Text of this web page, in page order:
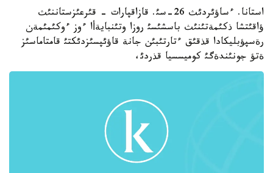
استانا. ءساؤئردئث 26-سئ. قازاقپارات - قئرعئزستاننئث
ؤاقئتشا ذكئمةتئنئث باسشئسئ روزا وتئنبايةأا ءوز ءوكئمئمةن
رةسپؤبليكادا قذقئق ءتارتئبئن جانة قاؤئپسئزدئكتئ قامتاماسئز
ةتؤ جونئندةگئ كوميسسيا قذردئ،